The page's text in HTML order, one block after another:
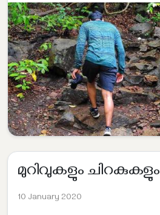
മുറിവുകളും ചിറകുകളും
10 January 2020